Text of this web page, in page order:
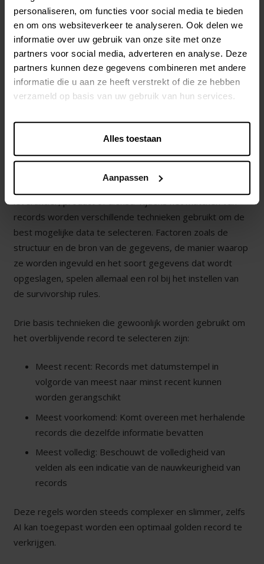
personaliseren, om functies voor social media te bieden
en om ons websiteverkeer te analyseren. Ook delen we
informatie over uw gebruik van onze site met onze
partners voor social media, adverteren en analyse. Deze
partners kunnen deze gegevens combineren met andere
informatie die u aan ze heeft verstrekt of die ze hebben
verzameld op basis van uw gebruik van hun services.
Alles toestaan
Aanpassen
moeten kunnen achterhalen van welke leverancier of
andere bron, welke data afkomstig is, wie owner is van de
data (bv. allergenen, bio certificaten en andere).
SURVIVORSHIP RULES
Bepalen welke informatie je behoudt, bepaal je door
middel van survivorship rules. Survivorship is het proces
van verificatie van gegevens in elk attribuut om de “single
correcte informatie bevat die nodig is over een klant,
leverancier, product of dienst. Tijdens het matchen van
records worden verschillende technieken gebruikt om de
best mogelijke data te selecteren. Factoren zoals de
structuur en de bron van de gegevens, de manier waarop
ze worden ingevuld en het soort gegevens dat wordt
opgeslagen, spelen allemaal een rol bij het instellen van
de survivorship rules.
Drie basis technieken die gewoonlijk worden gebruikt om
het overblijvende record te selecteren zijn:
Meest recent: Records met datumstempel in
volgorde van meest naar minst recent kunnen
worden gerangschikt
Meest voorkomend: Komt overeen met herhalende
records die dezelfde informatie bevatten
Meest volledig: Beschouwt de volledigheid van
velden als een indicatie van de nauwkeurigheid van
records
Deze regels worden steeds complexer en slimmer, zelfs
AI kan toegepast worden een optimaal golden record te
verkrijgen.